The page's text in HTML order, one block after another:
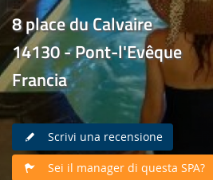
8 place du Calvaire
14130 - Pont-l'Evêque
Francia
Scrivi una recensione
Sei il manager di questa SPA?